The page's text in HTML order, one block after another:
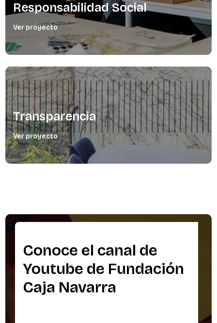
Responsabilidad Social
Ver proyecto
Transparencia
Ver proyecto
Conoce el canal de
Youtube de Fundación
Caja Navarra